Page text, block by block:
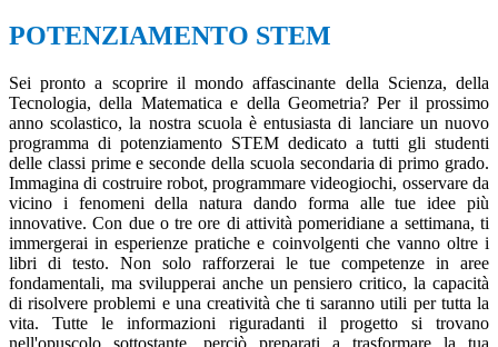
POTENZIAMENTO STEM
Sei pronto a scoprire il mondo affascinante della Scienza, della
Tecnologia, della Matematica e della Geometria? Per il prossimo
anno scolastico, la nostra scuola è entusiasta di lanciare un nuovo
programma di potenziamento STEM dedicato a tutti gli studenti
delle classi prime e seconde della scuola secondaria di primo grado.
Immagina di costruire robot, programmare videogiochi, osservare da
vicino i fenomeni della natura dando forma alle tue idee più
innovative. Con due o tre ore di attività pomeridiane a settimana, ti
immergerai in esperienze pratiche e coinvolgenti che vanno oltre i
libri di testo. Non solo rafforzerai le tue competenze in aree
fondamentali, ma svilupperai anche un pensiero critico, la capacità
di risolvere problemi e una creatività che ti saranno utili per tutta la
vita. Tutte le informazioni riguradanti il progetto si trovano